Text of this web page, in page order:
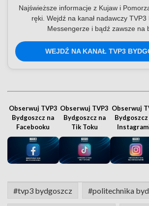
Najświeższe informacje z Kujaw i
ręki. Wejdź na kanał nadawczy
Messengerze i bądź zawsze na
WEJDŹ NA KANAŁ TVP3
Obserwuj TVP3
Bydgoszcz na
Facebooku
Obserwuj TVP3
Bydgoszcz na
Tik Toku
Obserwuj
Bydgoszcz
#tvp3 bydgoszcz #politechnika